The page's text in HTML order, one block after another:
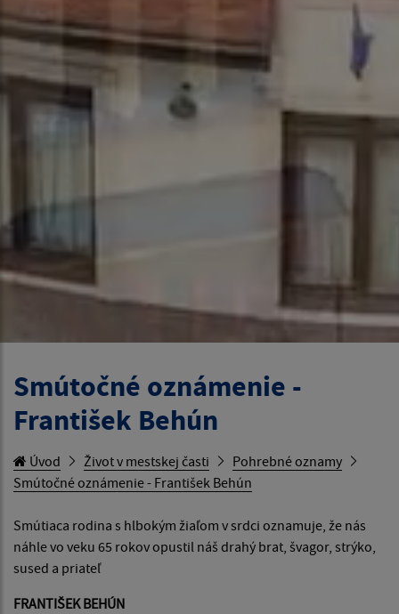
Smútočné oznámenie -
František Behún
Úvod Život v mestskej časti
Pohrebné oznamy
Smútočné oznámenie - František Behún
Smútiaca rodina s hlbokým žiaľom v srdci oznamuje, že nás
náhle vo veku 65 rokov opustil náš drahý brat, švagor, strýko,
sused a priateľ
FRANTIŠEK BEHÚN